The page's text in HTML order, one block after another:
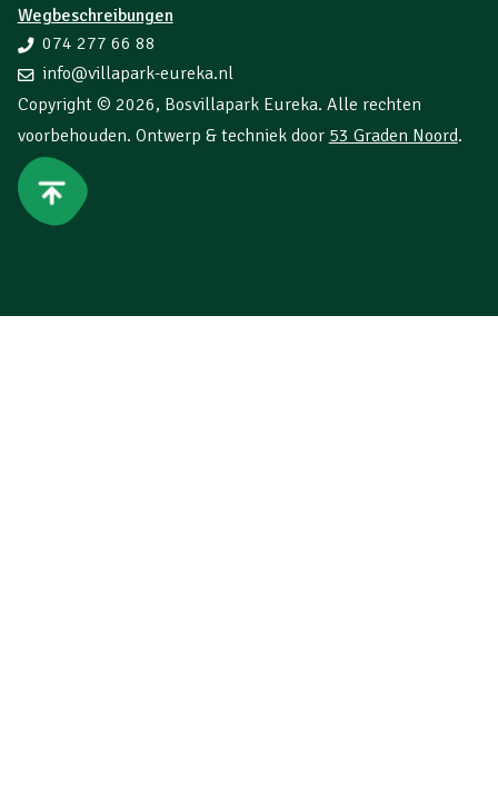
Wegbeschreibungen
074 277 66 88
info@villapark-eureka.nl
Copyright © 2026, Bosvillapark Eureka. Alle rechten
voorbehouden. Ontwerp & techniek door 53 Graden Noord.